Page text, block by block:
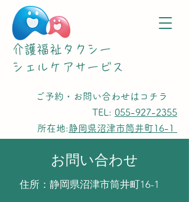
介護福祉タクシー
​シェルケアサービス
ご予約・お問い合わせはコチラ
TEL: 055-927-2355
所在地:静岡県沼津市筒井町16-1
お問い合わせ
住所：静岡県沼津市筒井町16-1